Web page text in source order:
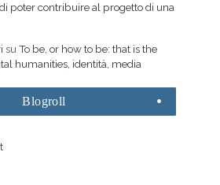
poter contribuire al progetto di una
suTo be, or how to be: that is the
humanities, identità, media
Blogroll